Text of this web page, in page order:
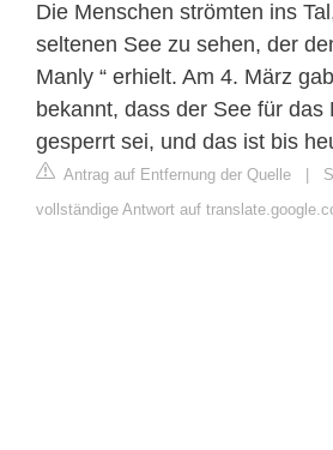
Die Menschen strömten ins
seltenen See zu sehen, der
Manly “ erhielt. Am 4. März
bekannt, dass der See für das
gesperrt sei, und das ist bis
Antrag auf Entfernung der Quelle |
vollständige Antwort auf